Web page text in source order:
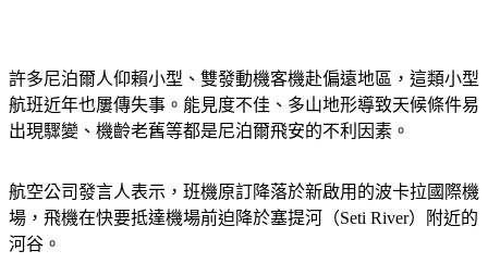
許多尼泊爾人仰賴小型、雙發動機客機赴偏遠地區，這類小型
航班近年也屢傳失事。能見度不佳、多山地形導致天候條件易
出現驟變、機齡老舊等都是尼泊爾飛安的不利因素。
航空公司發言人表示，班機原訂降落於新啟用的波卡拉國際機
場，飛機在快要抵達機場前迫降於塞提河（Seti River）附近的
河谷。